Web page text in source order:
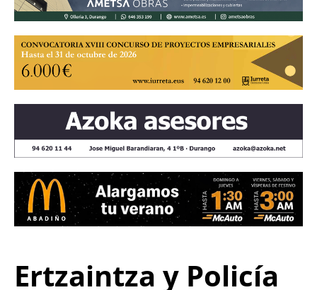
Ertzaintza y Policía